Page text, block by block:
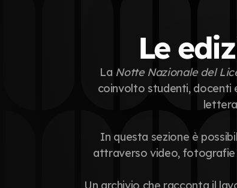
Le
La Notte Nazionale del
coinvolto studenti, docenti
In questa sezione è
attraverso video, fotografie